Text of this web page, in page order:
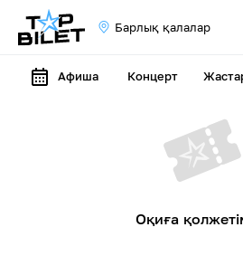
Барлық қалалар
Афиша Концерт
Оқиға